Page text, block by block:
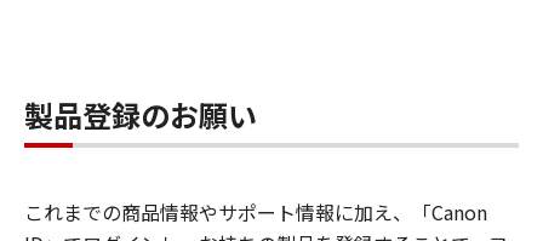
製品登録のお願い
これまでの商品情報やサポート情報に加え、「Canon